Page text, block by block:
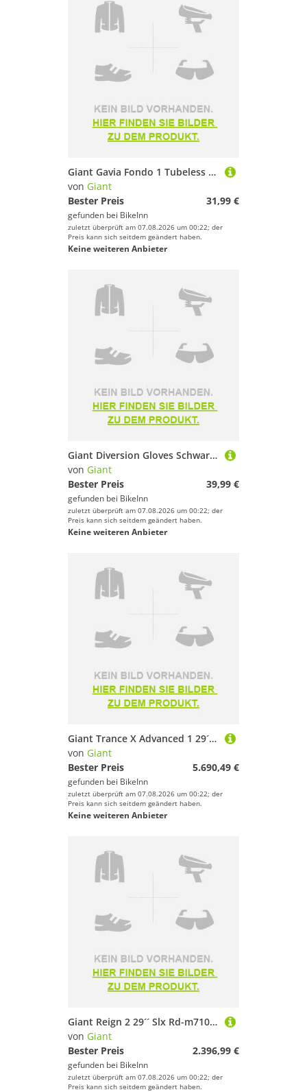
Giant Gavia Fondo 1 Tubeless 700c X 32 Gravel Tyre Schwarz 700C x 28
von Giant
Bester Preis
31,99 €
gefunden bei BikeInn
zuletzt überprüft am 07.08.2026 um 00:22; der
Preis kann sich seitdem geändert haben.
Keine weiteren Anbieter
Giant Diversion Gloves Schwarz XL Mann
von Giant
Bester Preis
39,99 €
gefunden bei BikeInn
zuletzt überprüft am 07.08.2026 um 00:22; der
Preis kann sich seitdem geändert haben.
Keine weiteren Anbieter
Giant Trance X Advanced 1 29´´ Gx Eagle Axs T-type 2025 Mtb Bike Grau L
von Giant
Bester Preis
5.690,49 €
gefunden bei BikeInn
zuletzt überprüft am 07.08.2026 um 00:22; der
Preis kann sich seitdem geändert haben.
Keine weiteren Anbieter
Giant Reign 2 29´´ Slx Rd-m7100 2024 Mtb Bike Schwarz L
von Giant
Bester Preis
2.396,99 €
gefunden bei BikeInn
zuletzt überprüft am 07.08.2026 um 00:22; der
Preis kann sich seitdem geändert haben.